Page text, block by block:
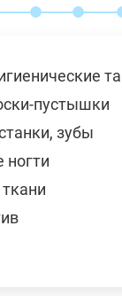
пустышки
зубы
ногти